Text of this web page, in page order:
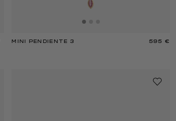
MINI PENDIENTE 3 595 €